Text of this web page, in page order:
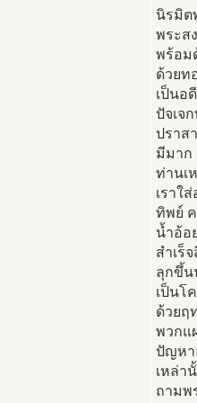
นิรมิต
พระส
พร้อม
ด้วยท
เป็นอ
ปัจเจ
ปราส
มีมาก
ท่านเ
เราใ
ทิพย์
น้ำอ้อ
สำเร็
ลุกขึ้น
เป็นโ
ด้วยฤ
พวกแ
ปัญหา
เหล่า
ถามพ